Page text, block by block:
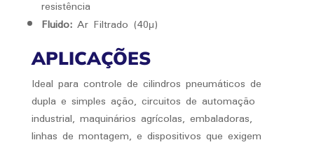
resistência
Fluido:Ar Filtrado (40μ)
APLICAÇÕES
Ideal para controle de cilindros pneumáticos de
dupla e simples ação, circuitos de automação
industrial, maquinários agrícolas, embaladoras,
linhas de montagem, e dispositivos que exigem